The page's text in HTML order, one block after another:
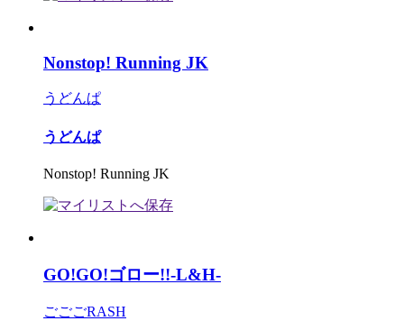
Nonstop! Running JK
うどんぱ
うどんぱ
Nonstop! Running JK
GO!GO!ゴロー!!-L&H-
ごごごRASH